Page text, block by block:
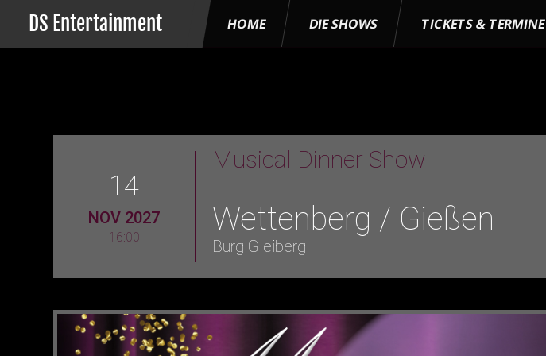
DS Entertainment HOME DIE SHOWS TICKETS & TERMINE
14
NOV 2027
16:00
Musical Dinner Show
Wettenberg / Gießen
Burg Gleiberg